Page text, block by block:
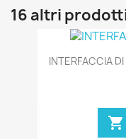
16 altri
INTERFACCIA
